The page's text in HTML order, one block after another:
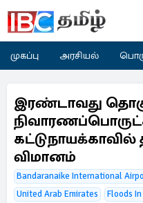
முகப்பு அரசியல்
இரண்டாவது
விமானம்
Bandaranaike International
United Arab Emirates
Floods